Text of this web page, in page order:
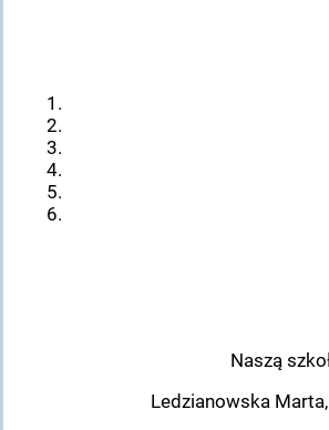
Naszą
Ledzianowska